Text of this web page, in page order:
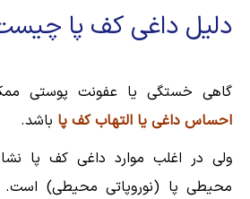
دلیل داغی کف پا
گاهی خستگی یا عفونت پوستی
احساس داغی یا التهاب کف پا باشد.
ولی در اغلب موارد داغی کف پا
محیطی پا (نوروپاتی محیطی)